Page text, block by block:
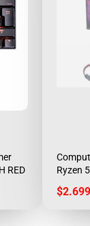
RED
Ryzen
Price